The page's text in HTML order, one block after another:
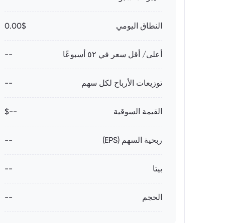
النطاق اليومي 0.00$
أعلى/ أقل سعر في ٥٢ أسبوعًا --
توزيعات الأرباح لكل سهم --
القيمة السوقية --$
ربحية السهم (EPS) --
بيتا --
الحجم --